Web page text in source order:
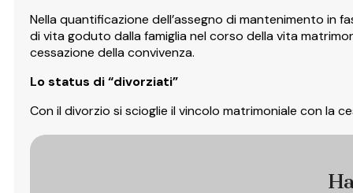
Nella quantificazione dell’assegno di mantenimento in
di vita goduto dalla famiglia nel corso della vita
cessazione della convivenza.
Lo status di “divorziati”
Con il divorzio si scioglie il vincolo matrimoniale con la